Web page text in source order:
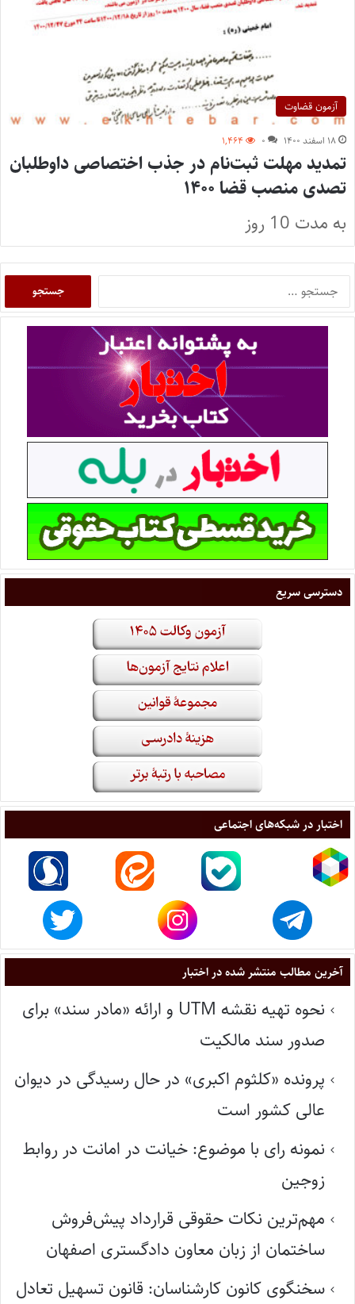
آزمون قضاوت
۱۸ اسفند ۱۴۰۰ ۰ ۱,۴۶۴
تمدید مهلت ثبت‌نام در جذب اختصاصی داوطلبان
تصدی منصب قضا ۱۴۰۰
به مدت 10 روز
دسترسی سریع
اختبار در شبکه‌های اجتماعی
آخرین مطالب منتشر شده در اختبار
نحوه تهیه نقشه UTM و ارائه «مادر سند» برای
صدور سند مالکیت
پرونده «کلثوم اکبری» در حال رسیدگی در دیوان
عالی کشور است
نمونه رای با موضوع: خیانت در امانت در روابط
زوجین
مهم‌ترین نکات حقوقی قرارداد پیش‌فروش
ساختمان از زبان معاون دادگستری اصفهان
سخنگوی کانون کارشناسان: قانون تسهیل تعادل